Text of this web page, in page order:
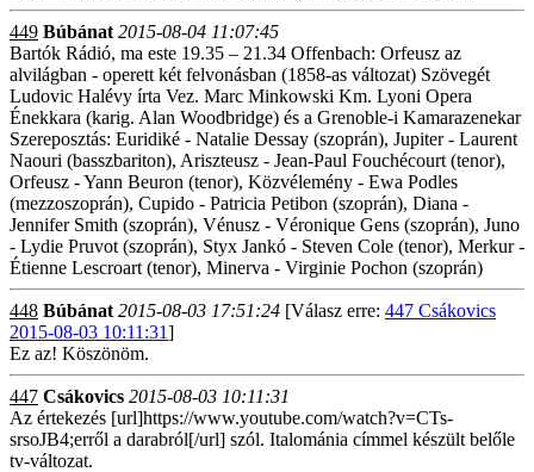
449 Búbánat 2015-08-04 11:07:45
Bartók Rádió, ma este 19.35 – 21.34 Offenbach: Orfeusz az
alvilágban - operett két felvonásban (1858-as változat) Szövegét
Ludovic Halévy írta Vez. Marc Minkowski Km. Lyoni Opera
Énekkara (karig. Alan Woodbridge) és a Grenoble-i Kamarazenekar
Szereposztás: Euridiké - Natalie Dessay (szoprán), Jupiter - Laurent
Naouri (basszbariton), Ariszteusz - Jean-Paul Fouchécourt (tenor),
Orfeusz - Yann Beuron (tenor), Közvélemény - Ewa Podles
(mezzoszoprán), Cupido - Patricia Petibon (szoprán), Diana -
Jennifer Smith (szoprán), Vénusz - Véronique Gens (szoprán), Juno
- Lydie Pruvot (szoprán), Styx Jankó - Steven Cole (tenor), Merkur -
Étienne Lescroart (tenor), Minerva - Virginie Pochon (szoprán)
448 Búbánat 2015-08-03 17:51:24 [Válasz erre: 447 Csákovics
2015-08-03 10:11:31]
Ez az! Köszönöm.
447 Csákovics 2015-08-03 10:11:31
Az értekezés [url]https://www.youtube.com/watch?v=CTs-
srsoJB4;erről a darabról[/url] szól. Italománia címmel készült belőle
tv-változat.